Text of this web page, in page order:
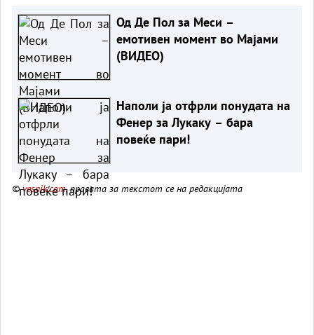
Од Де Пол за Меси –
емотивен момент во Мајами
(ВИДЕО)
Наполи ја отфрли понудата на
Фенер за Лукаку – бара
повеќе пари!
©vesnik.com, правата за текстот се на редакцијата